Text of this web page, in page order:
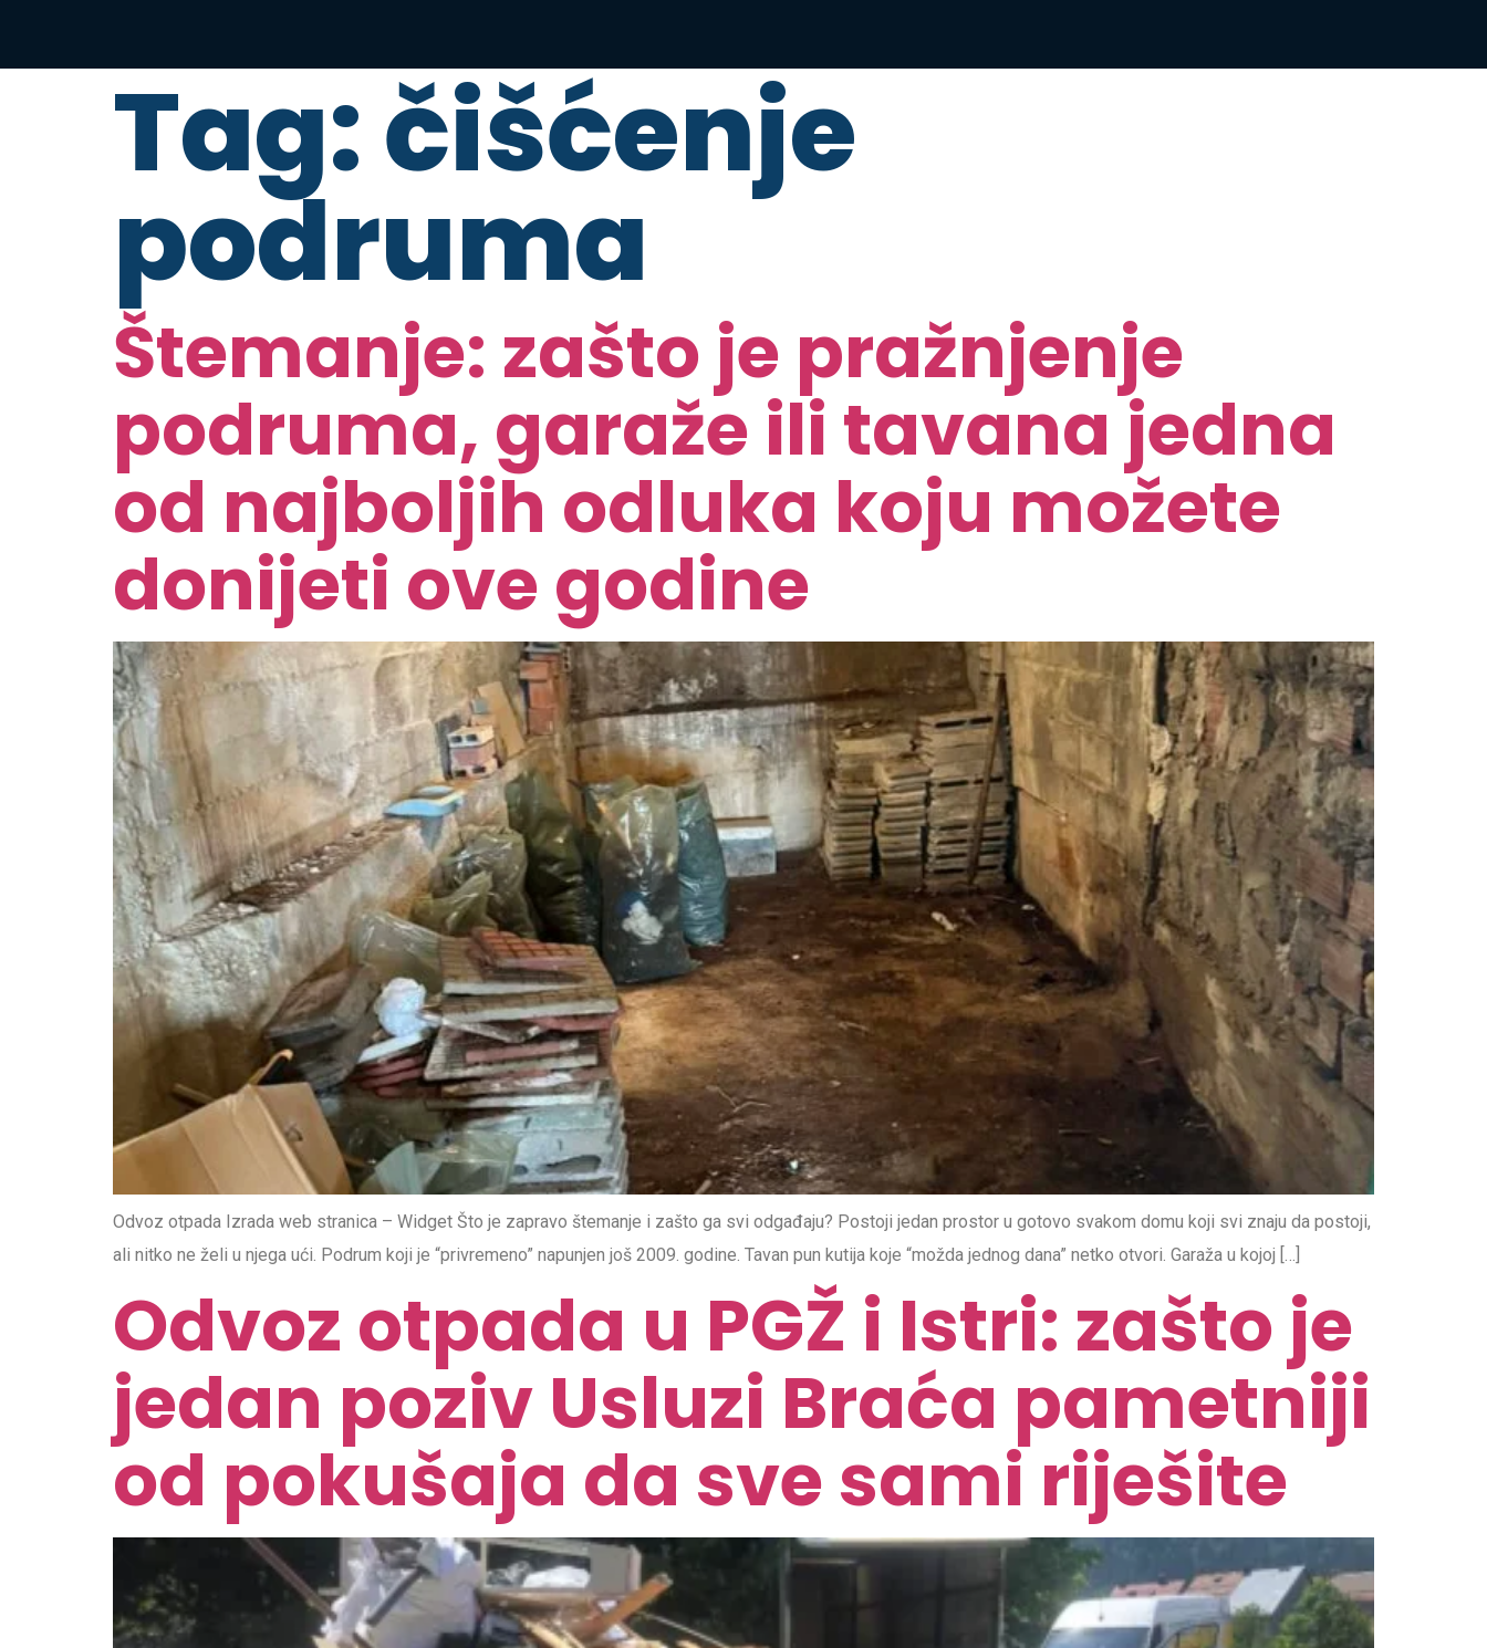
Tag:čišćenje
podruma
Štemanje: zašto je pražnjenje
podruma, garaže ili tavana jedna
od najboljih odluka koju možete
donijeti ove godine
Odvoz otpada Izrada web stranica – Widget Što je zapravo štemanje i zašto ga svi odgađaju? Postoji jedan prostor u gotovo svakom domu koji svi znaju da postoji,
ali nitko ne želi u njega ući. Podrum koji je “privremeno” napunjen još 2009. godine. Tavan pun kutija koje “možda jednog dana” netko otvori. Garaža u kojoj […]
Odvoz otpada u PGŽ i Istri: zašto je
jedan poziv Usluzi Braća pametniji
od pokušaja da sve sami riješite